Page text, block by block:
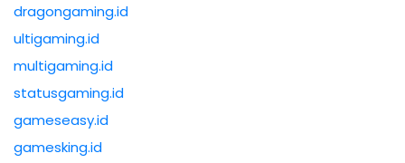
dragongaming.id
ultigaming.id
multigaming.id
statusgaming.id
gameseasy.id
gamesking.id